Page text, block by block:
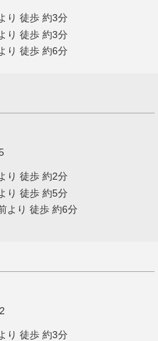
り 徒歩 約3分
り 徒歩 約3分
り 徒歩 約6分
り 徒歩 約2分
り 徒歩 約5分
より 徒歩 約6分
り 徒歩 約3分